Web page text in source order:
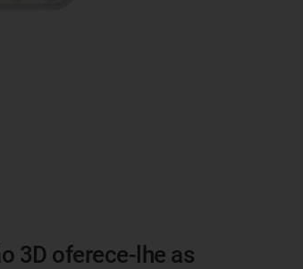
3D oferece-lhe as